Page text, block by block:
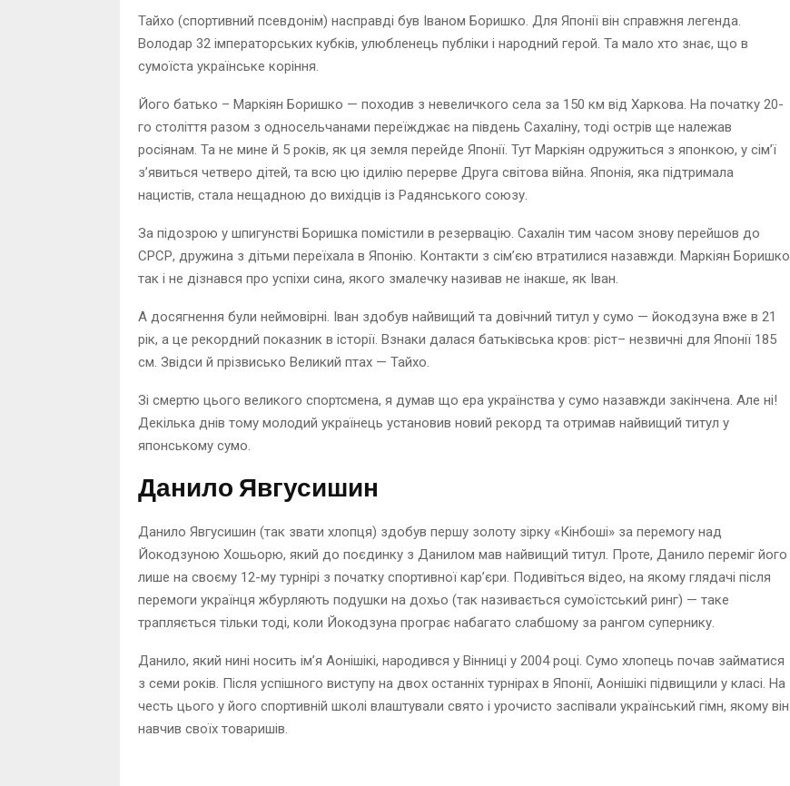
Тайхо (спортивний псевдонім) насправді був Іваном Боришко. Для Японії він справжня легенда.
Володар 32 імператорських кубків, улюбленець публіки і народний герой. Та мало хто знає, що в
сумоїста українське коріння.
Його батько – Маркіян Боришко — походив з невеличкого села за 150 км від Харкова. На початку 20-
го століття разом з односельчанами переїжджає на південь Сахаліну, тоді острів ще належав
росіянам. Та не мине й 5 років, як ця земля перейде Японії. Тут Маркіян одружиться з японкою, у сім’ї
з’явиться четверо дітей, та всю цю ідилію перерве Друга світова війна. Японія, яка підтримала
нацистів, стала нещадною до вихідців із Радянського союзу.
За підозрою у шпигунстві Боришка помістили в резервацію. Сахалін тим часом знову перейшов до
СРСР, дружина з дітьми переїхала в Японію. Контакти з сім’єю втратилися назавжди. Маркіян Боришко
так і не дізнався про успіхи сина, якого змалечку називав не інакше, як Іван.
А досягнення були неймовірні. Іван здобув найвищий та довічний титул у сумо — йокодзуна вже в 21
рік, а це рекордний показник в історії. Взнаки далася батьківська кров: ріст– незвичні для Японії 185
см. Звідси й прізвисько Великий птах — Тайхо.
Зі смертю цього великого спортсмена, я думав що ера українства у сумо назавжди закінчена. Але ні!
Декілька днів тому молодий українець установив новий рекорд та отримав найвищий титул у
японському сумо.
Данило Явгусишин
Данило Явгусишин (так звати хлопця) здобув першу золоту зірку «Кінбоші» за перемогу над
Йокодзуною Хошьорю, який до поєдинку з Данилом мав найвищий титул. Проте, Данило переміг його
лише на своєму 12-му турнірі з початку спортивної кар’єри. Подивіться відео, на якому глядачі після
перемоги українця жбурляють подушки на дохьо (так називається сумоїстський ринг) — таке
трапляється тільки тоді, коли Йокодзуна програє набагато слабшому за рангом супернику.
Данило, який нині носить ім’я Аонішікі, народився у Вінниці у 2004 році. Сумо хлопець почав займатися
з семи років. Після успішного виступу на двох останніх турнірах в Японії, Аонішікі підвищили у класі. На
честь цього у його спортивній школі влаштували свято і урочисто заспівали український гімн, якому він
навчив своїх товаришів.